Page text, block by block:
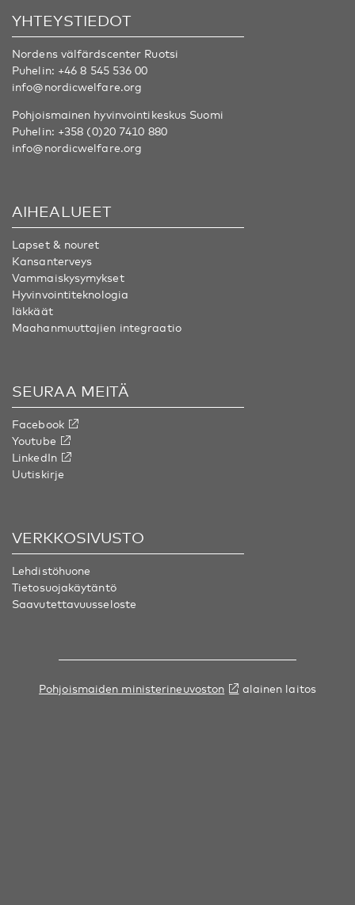
YHTEYSTIEDOT
Nordens välfärdscenter Ruotsi
Puhelin: +46 8 545 536 00
info@nordicwelfare.org
Pohjoismainen hyvinvointikeskus Suomi
Puhelin: +358 (0)20 7410 880
info@nordicwelfare.org
AIHEALUEET
Lapset & nouret
Kansanterveys
Vammaiskysymykset
Hyvinvointiteknologia
Iäkkäät
Maahanmuuttajien integraatio
SEURAA MEITÄ
Facebook
Youtube
LinkedIn
Uutiskirje
VERKKOSIVUSTO
Lehdistöhuone
Tietosuojakäytäntö
Saavutettavuusseloste
Pohjoismaiden ministerineuvoston alainen laitos